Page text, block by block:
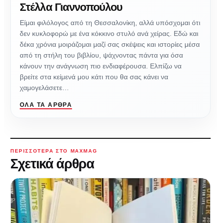
Στέλλα Γιαννοπούλου
Είμαι φιλόλογος από τη Θεσσαλονίκη, αλλά υπόσχομαι ότι
δεν κυκλοφορώ με ένα κόκκινο στυλό ανά χείρας. Εδώ και
δέκα χρόνια μοιράζομαι μαζί σας σκέψεις και ιστορίες μέσα
από τη στήλη του βιβλίου, ψάχνοντας πάντα για όσα
κάνουν την ανάγνωση πιο ενδιαφέρουσα. Ελπίζω να
βρείτε στα κείμενά μου κάτι που θα σας κάνει να
χαμογελάσετε…
ΌΛΑ ΤΑ ΆΡΘΡΑ
ΠΕΡΙΣΣΌΤΕΡΑ ΣΤΟ MAXMAG
Σχετικά άρθρα